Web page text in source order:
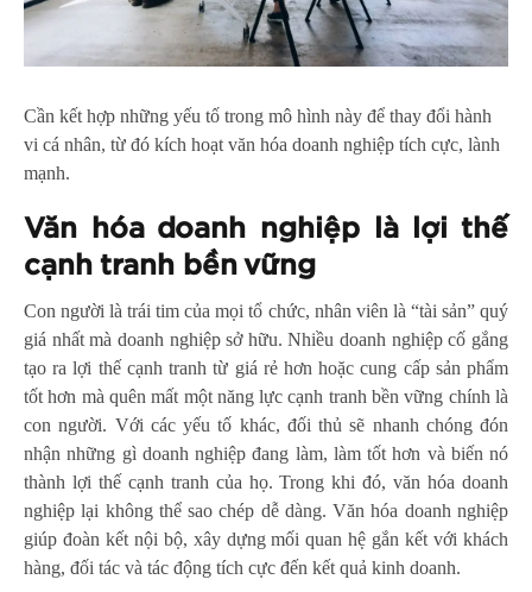
Cần kết hợp những yếu tố trong mô hình này để thay đổi hành
vi cá nhân, từ đó kích hoạt văn hóa doanh nghiệp tích cực, lành
mạnh.
Văn hóa doanh nghiệp là lợi thế
cạnh tranh bền vững
Con người là trái tim của mọi tổ chức, nhân viên là “tài sản” quý
giá nhất mà doanh nghiệp sở hữu. Nhiều doanh nghiệp cố gắng
tạo ra lợi thế cạnh tranh từ giá rẻ hơn hoặc cung cấp sản phẩm
tốt hơn mà quên mất một năng lực cạnh tranh bền vững chính là
con người. Với các yếu tố khác, đối thủ sẽ nhanh chóng đón
nhận những gì doanh nghiệp đang làm, làm tốt hơn và biến nó
thành lợi thế cạnh tranh của họ. Trong khi đó, văn hóa doanh
nghiệp lại không thể sao chép dễ dàng. Văn hóa doanh nghiệp
giúp đoàn kết nội bộ, xây dựng mối quan hệ gắn kết với khách
hàng, đối tác và tác động tích cực đến kết quả kinh doanh.